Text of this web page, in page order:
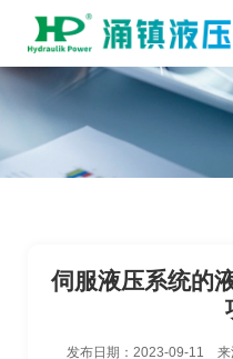
伺服液压系统的
发布日期： 2023-09-11 来